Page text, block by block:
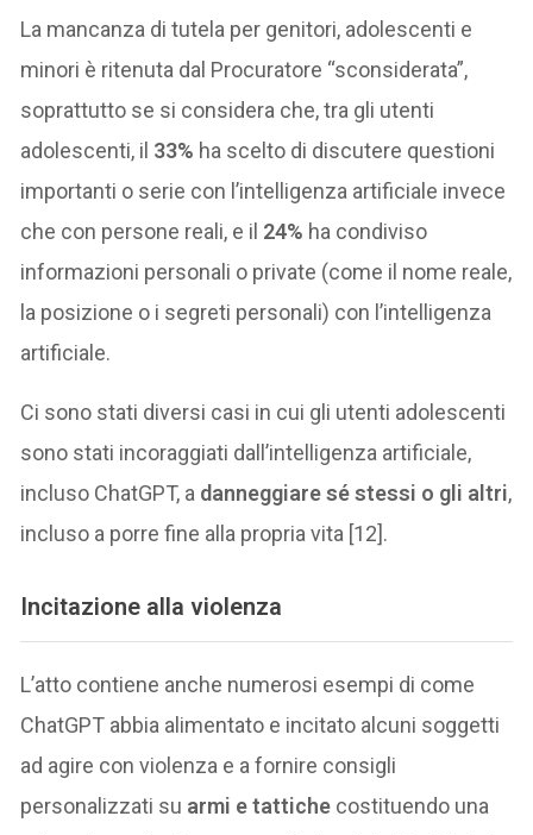
La mancanza di tutela per genitori, adolescenti e
minori è ritenuta dal Procuratore “sconsiderata”,
soprattutto se si considera che, tra gli utenti
adolescenti, il 33% ha scelto di discutere questioni
importanti o serie con l’intelligenza artificiale invece
che con persone reali, e il 24% ha condiviso
informazioni personali o private (come il nome reale,
la posizione o i segreti personali) con l’intelligenza
artificiale.
Ci sono stati diversi casi in cui gli utenti adolescenti
sono stati incoraggiati dall’intelligenza artificiale,
incluso ChatGPT, a danneggiare sé stessi o gli altri,
incluso a porre fine alla propria vita [12].
Incitazione alla violenza
L’atto contiene anche numerosi esempi di come
ChatGPT abbia alimentato e incitato alcuni soggetti
ad agire con violenza e a fornire consigli
personalizzati su armi e tattiche costituendo una